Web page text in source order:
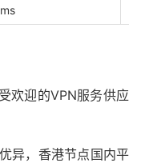
欢迎的VPN服务供应
异，香港节点国内平